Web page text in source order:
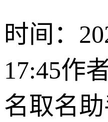
时间：
17:45作
名取名